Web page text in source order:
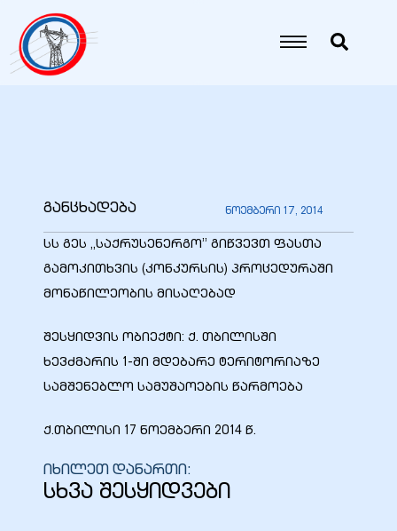
განცხადება ნოემბერი 17, 2014
სს გეს „საქრუსენერგო” გიწვევთ ფასთა
გამოკითხვის (კონკურსის) პროცედურაში
მონაწილეობის მისაღებად
შესყიდვის ობიექტი: ქ. თბილისში
ხევძმარის 1-ში მდებარე ტერიტორიაზე
სამშენებლო სამუშაოების წარმოება
ქ.თბილისი 17 ნოემბერი 2014 წ.
იხილეთ დანართი:
სხვა შესყიდვები